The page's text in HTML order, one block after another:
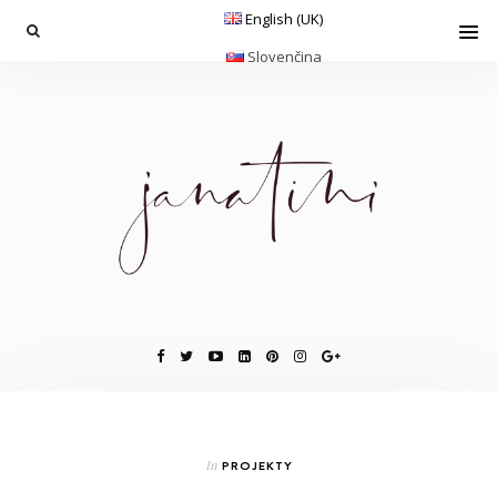
English (UK)
Slovenčina
In PROJEKTY